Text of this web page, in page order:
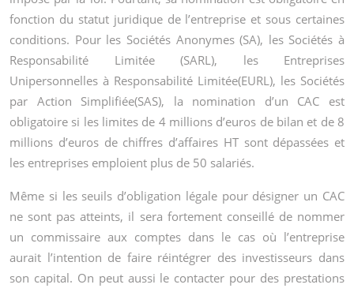
fonction du statut juridique de l’entreprise et sous certaines
conditions. Pour les Sociétés Anonymes (SA), les Sociétés à
Responsabilité Limitée (SARL), les Entreprises
Unipersonnelles à Responsabilité Limitée(EURL), les Sociétés
par Action Simplifiée(SAS), la nomination d’un CAC est
obligatoire si les limites de 4 millions d’euros de bilan et de 8
millions d’euros de chiffres d’affaires HT sont dépassées et
les entreprises emploient plus de 50 salariés.
Même si les seuils d’obligation légale pour désigner un CAC
ne sont pas atteints, il sera fortement conseillé de nommer
un commissaire aux comptes dans le cas où l’entreprise
aurait l’intention de faire réintégrer des investisseurs dans
son capital. On peut aussi le contacter pour des prestations